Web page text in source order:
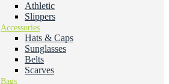
Athletic
Slippers
Accessories
Hats & Caps
Sunglasses
Belts
Scarves
Bags